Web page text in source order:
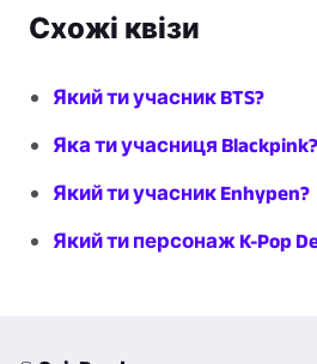
Схожі квізи
Який ти учасник BTS?
Яка ти учасниця Blackpink?
Який ти учасник Enhypen?
Який ти персонаж K-Pop